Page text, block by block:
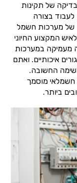
של תקינות
בצורה
של מערכות חשמל
המקצוע החיוני
מעמיקה במערכות
איכותיים. ואתם
החשובה.
חשמלאי מוסמך
ביותר.